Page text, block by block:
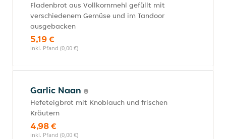
Fladenbrot aus Vollkornmehl gefüllt mit
verschiedenem Gemüse und im Tandoor
ausgebacken
5,19 €
inkl. Pfand (0,00 €)
Garlic Naan
Hefeteigbrot mit Knoblauch und frischen
Kräutern
4,98 €
inkl. Pfand (0,00 €)